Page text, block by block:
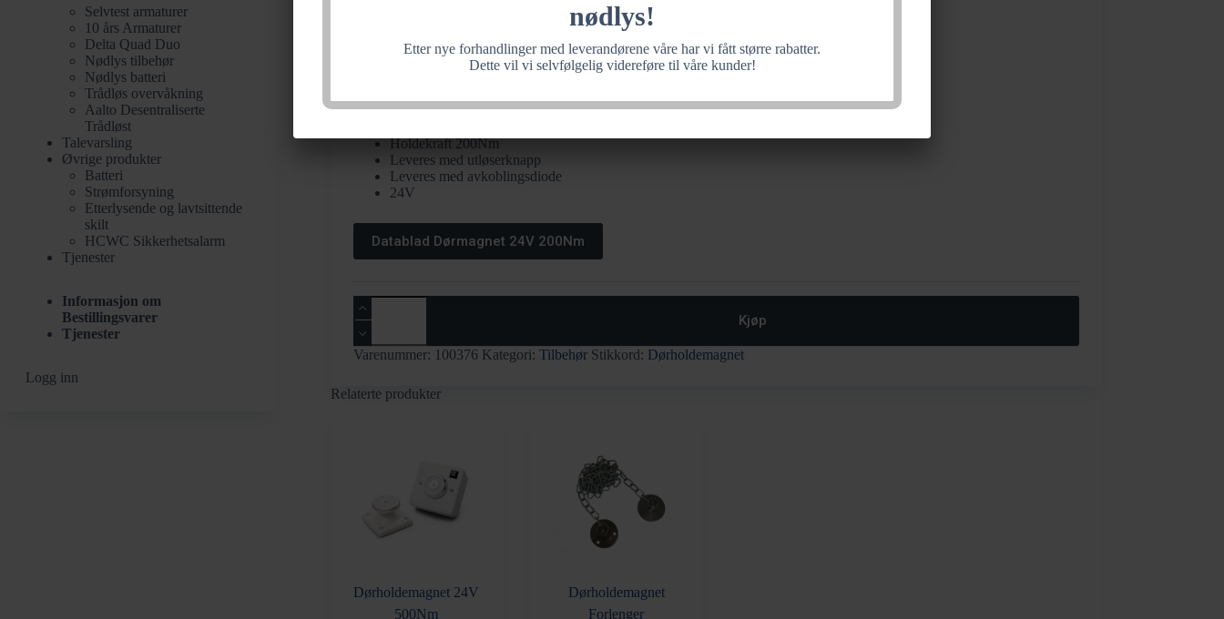
nødlys!
Etter nye forhandlinger med leverandørene våre har vi fått større rabatter.
Dette vil vi selvfølgelig videreføre til våre kunder!
Dørholdemagnet 24V 200Nm
Holdekraft 200Nm
Leveres med utløserknapp
Leveres med avkoblingsdiode
24V
Datablad Dørmagnet 24V 200Nm
Dørholdemagnet
24V
200Nm
antall
Kjøp
Varenummer: 100376 Kategori: Tilbehør Stikkord: Dørholdemagnet
Relaterte produkter
Dørholdemagnet 24V
500Nm
Dørholdemagnet
Forlenger
Selvtest armaturer
10 års Armaturer
Delta Quad Duo
Nødlys tilbehør
Nødlys batteri
Trådløs overvåkning​
Aalto Desentraliserte
Trådløst
Talevarsling
Øvrige produkter
Batteri
Strømforsyning
Etterlysende og lavtsittende
skilt
HCWC Sikkerhetsalarm
Tjenester
Informasjon om
Bestillingsvarer
Tjenester
Logg inn